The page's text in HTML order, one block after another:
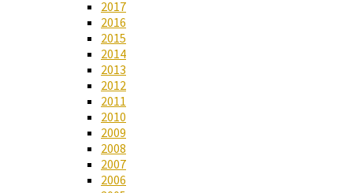
2017
2016
2015
2014
2013
2012
2011
2010
2009
2008
2007
2006